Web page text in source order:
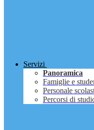
Servizi
Panoramica
Famiglie e
Personale
Percorsi di